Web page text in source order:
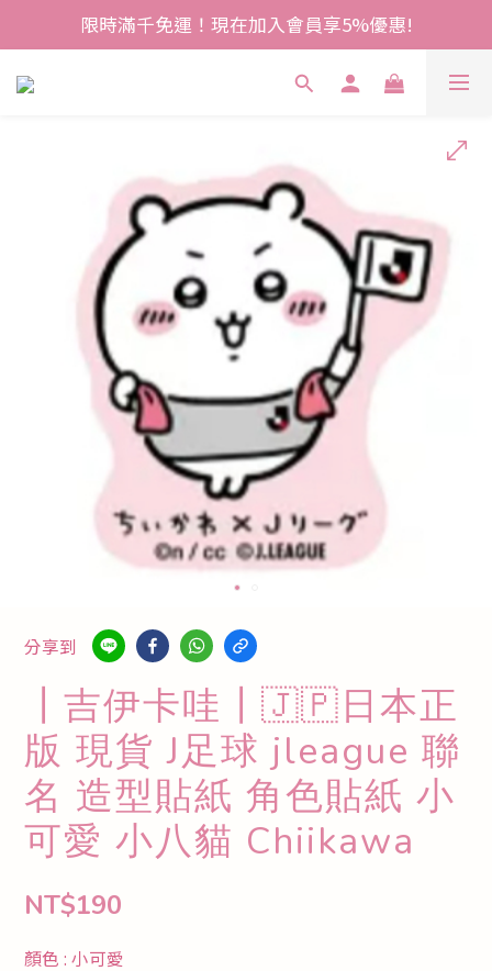
限時滿千免運！現在加入會員享5%優惠!
分享到
┃吉伊卡哇┃🇯🇵日本正
版 現貨 J足球 jleague 聯
名 造型貼紙 角色貼紙 小
可愛 小八貓 Chiikawa
NT$190
顏色 : 小可愛